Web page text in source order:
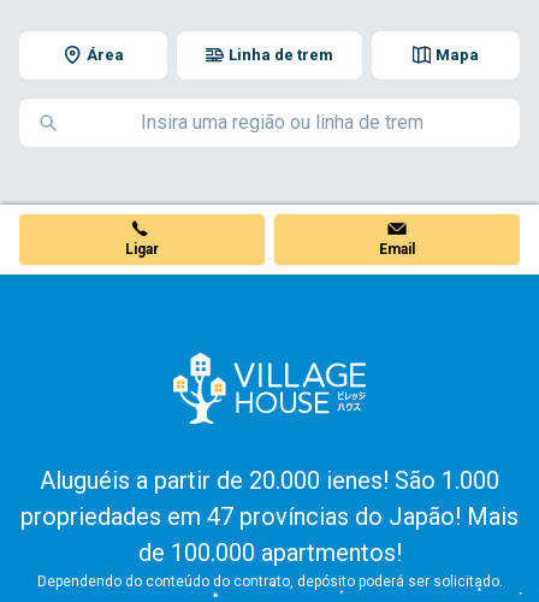
Área Mapa
Linha de trem
Ligar Email
Aluguéis a partir de 20.000 ienes! São 1.000
propriedades em 47 províncias do Japão! Mais
de 100.000 apartmentos!
Dependendo do conteúdo do contrato, depósito poderá ser solicitado.